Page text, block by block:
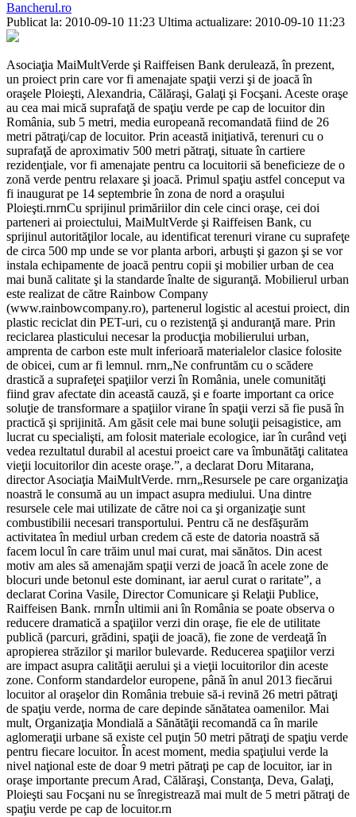
Bancherul.ro
Publicat la: 2010-09-10 11:23 Ultima actualizare: 2010-09-10 11:23
Asociaţia MaiMultVerde şi Raiffeisen Bank derulează, în prezent,
un proiect prin care vor fi amenajate spaţii verzi şi de joacă în
oraşele Ploieşti, Alexandria, Călăraşi, Galaţi şi Focşani. Aceste oraşe
au cea mai mică suprafaţă de spaţiu verde pe cap de locuitor din
România, sub 5 metri, media europeană recomandată fiind de 26
metri pătraţi/cap de locuitor. Prin această iniţiativă, terenuri cu o
suprafaţă de aproximativ 500 metri pătraţi, situate în cartiere
rezidenţiale, vor fi amenajate pentru ca locuitorii să beneficieze de o
zonă verde pentru relaxare şi joacă. Primul spaţiu astfel conceput va
fi inaugurat pe 14 septembrie în zona de nord a oraşului
Ploieşti.rnrnCu sprijinul primăriilor din cele cinci oraşe, cei doi
parteneri ai proiectului, MaiMultVerde şi Raiffeisen Bank, cu
sprijinul autorităţilor locale, au identificat terenuri virane cu suprafeţe
de circa 500 mp unde se vor planta arbori, arbuşti şi gazon şi se vor
instala echipamente de joacă pentru copii şi mobilier urban de cea
mai bună calitate şi la standarde înalte de siguranţă. Mobilierul urban
este realizat de către Rainbow Company
(www.rainbowcompany.ro), partenerul logistic al acestui proiect, din
plastic reciclat din PET-uri, cu o rezistenţă şi anduranţă mare. Prin
reciclarea plasticului necesar la producţia mobilierului urban,
amprenta de carbon este mult inferioară materialelor clasice folosite
de obicei, cum ar fi lemnul. rnrn„Ne confruntăm cu o scădere
drastică a suprafeţei spaţiilor verzi în România, unele comunităţi
fiind grav afectate din această cauză, şi e foarte important ca orice
soluţie de transformare a spaţiilor virane în spaţii verzi să fie pusă în
practică şi sprijinită. Am găsit cele mai bune soluţii peisagistice, am
lucrat cu specialişti, am folosit materiale ecologice, iar în curând veţi
vedea rezultatul durabil al acestui proeict care va îmbunătăţi calitatea
vieţii locuitorilor din aceste oraşe.”, a declarat Doru Mitarana,
director Asociaţia MaiMultVerde. rnrn„Resursele pe care organizaţia
noastră le consumă au un impact asupra mediului. Una dintre
resursele cele mai utilizate de către noi ca şi organizaţie sunt
combustibilii necesari transportului. Pentru că ne desfăşurăm
activitatea în mediul urban credem că este de datoria noastră să
facem locul în care trăim unul mai curat, mai sănătos. Din acest
motiv am ales să amenajăm spaţii verzi de joacă în acele zone de
blocuri unde betonul este dominant, iar aerul curat o raritate”, a
declarat Corina Vasile, Director Comunicare şi Relaţii Publice,
Raiffeisen Bank. rnrnÎn ultimii ani în România se poate observa o
reducere dramatică a spaţiilor verzi din oraşe, fie ele de utilitate
publică (parcuri, grădini, spaţii de joacă), fie zone de verdeaţă în
apropierea străzilor şi marilor bulevarde. Reducerea spaţiilor verzi
are impact asupra calităţii aerului şi a vieţii locuitorilor din aceste
zone. Conform standardelor europene, până în anul 2013 fiecărui
locuitor al oraşelor din România trebuie să-i revină 26 metri pătraţi
de spaţiu verde, norma de care depinde sănătatea oamenilor. Mai
mult, Organizaţia Mondială a Sănătăţii recomandă ca în marile
aglomeraţii urbane să existe cel puţin 50 metri pătraţi de spaţiu verde
pentru fiecare locuitor. În acest moment, media spaţiului verde la
nivel naţional este de doar 9 metri pătraţi pe cap de locuitor, iar in
oraşe importante precum Arad, Călăraşi, Constanţa, Deva, Galaţi,
Ploieşti sau Focşani nu se înregistrează mai mult de 5 metri pătraţi de
spaţiu verde pe cap de locuitor.rn